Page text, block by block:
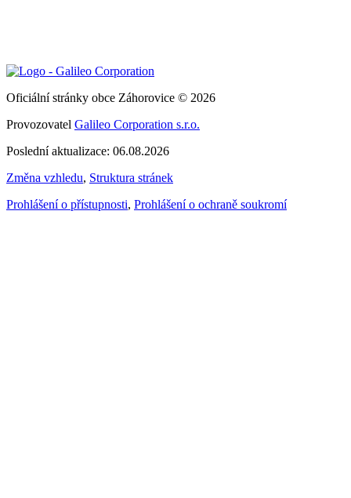
Oficiální stránky obce Záhorovice © 2026
Provozovatel Galileo Corporation s.r.o.
Poslední aktualizace: 06.08.2026
Změna vzhledu, Struktura stránek
Prohlášení o přístupnosti, Prohlášení o ochraně soukromí